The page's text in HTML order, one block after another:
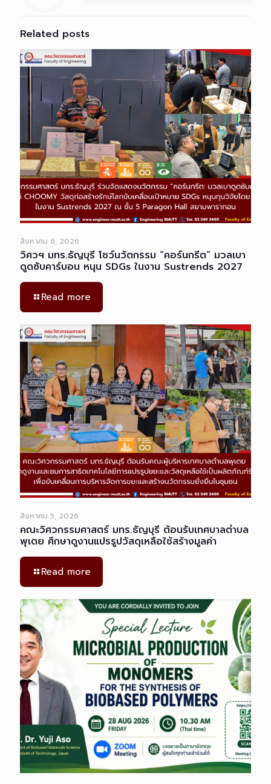
Related posts
สิงหาคม 6, 2026
วิศวฯ มทร.ธัญบุรี โชว์นวัตกรรม “คอร์นกรีต” มวลเบา
ดูดซับคาร์บอน หนุน SDGs ในงาน Sustrends 2027
Read more
สิงหาคม 5, 2026
คณะวิศวกรรมศาสตร์ มทร.ธัญบุรี ต้อนรับเทศบาลตำบล
พุเตย ศึกษาดูงานแปรรูปวัสดุเหลือใช้สร้างมูลค่า
Read more